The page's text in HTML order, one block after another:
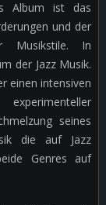
Album ist das
und der
Musikstile. In
der Jazz Musik.
einen intensiven
seines
die auf Jazz
Genres auf